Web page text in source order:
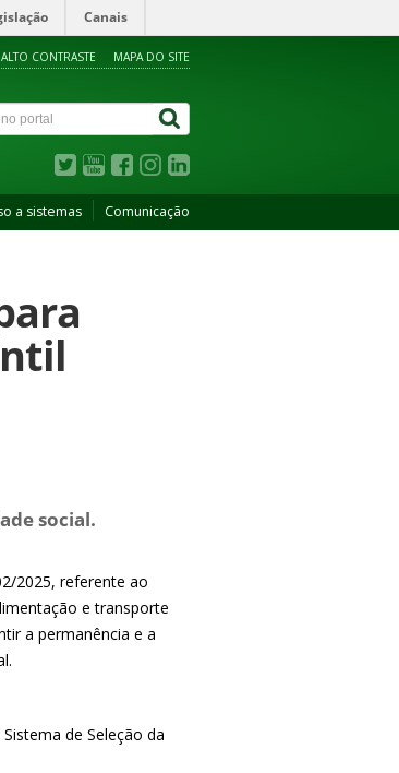
Canais
ALTO CONTRASTE MAPA DO SITE
a sistemas Comunicação
social.
2025, referente ao
e transporte
a permanência e a
de Seleção da